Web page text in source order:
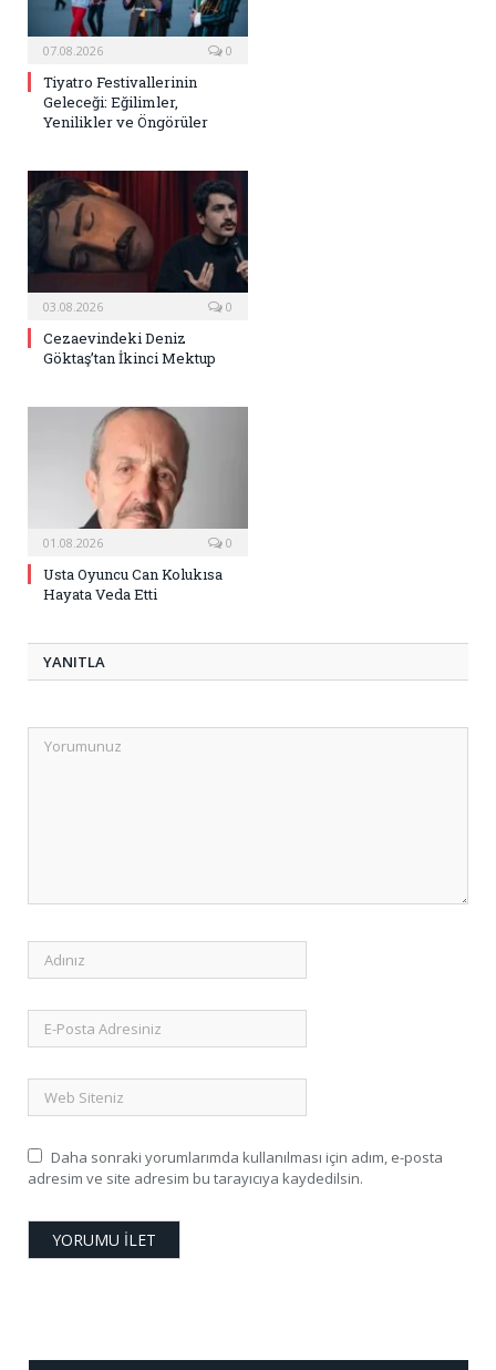
07.08.2026 0
Tiyatro Festivallerinin
Geleceği: Eğilimler,
Yenilikler ve Öngörüler
03.08.2026 0
Cezaevindeki Deniz
Göktaş’tan İkinci Mektup
01.08.2026 0
Usta Oyuncu Can Kolukısa
Hayata Veda Etti
YANITLA
Daha sonraki yorumlarımda kullanılması için adım, e-posta
adresim ve site adresim bu tarayıcıya kaydedilsin.